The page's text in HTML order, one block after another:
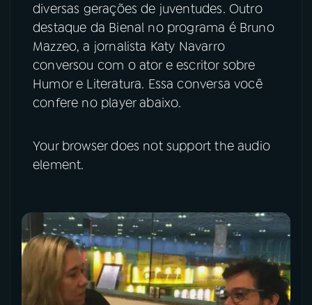
diversas gerações de juventudes. Outro
destaque da Bienal no programa é Bruno
Mazzeo, a jornalista Katy Navarro
conversou com o ator e escritor sobre
Humor e Literatura. Essa conversa você
confere no player abaixo.
Your browser does not support the audio
element.